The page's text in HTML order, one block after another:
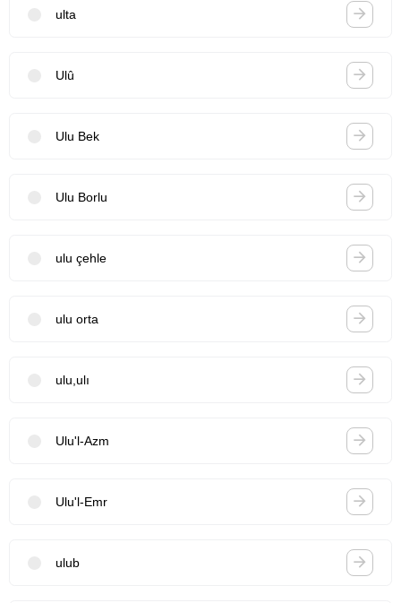
ulta
Ulû
Ulu Bek
Ulu Borlu
ulu çehle
ulu orta
ulu,ulı
Ulu'l-Azm
Ulu'l-Emr
ulub